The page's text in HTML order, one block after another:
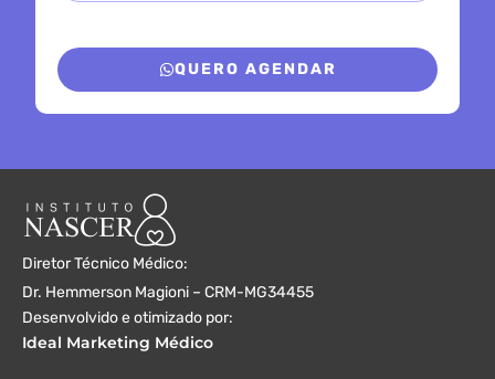
QUERO AGENDAR
Diretor Técnico Médico:
Dr. Hemmerson Magioni – CRM-MG34455
Desenvolvido e otimizado por:
Ideal Marketing Médico